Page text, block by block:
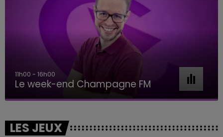
11h00 - 16h00
Le week-end Champagne FM
LES JEUX